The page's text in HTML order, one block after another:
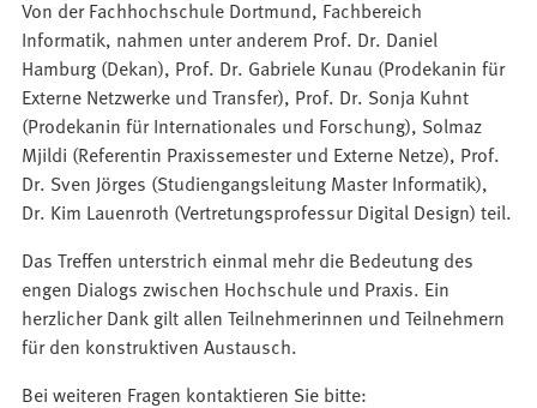
Von der Fachhochschule Dortmund, Fachbereich
Informatik, nahmen unter anderem Prof. Dr. Daniel
Hamburg (Dekan), Prof. Dr. Gabriele Kunau (Prodekanin für
Externe Netzwerke und Transfer), Prof. Dr. Sonja Kuhnt
(Prodekanin für Internationales und Forschung), Solmaz
Mjildi (Referentin Praxissemester und Externe Netze), Prof.
Dr. Sven Jörges (Studiengangsleitung Master Informatik),
Dr. Kim Lauenroth (Vertretungsprofessur Digital Design) teil.
Das Treffen unterstrich einmal mehr die Bedeutung des
engen Dialogs zwischen Hochschule und Praxis. Ein
herzlicher Dank gilt allen Teilnehmerinnen und Teilnehmern
für den konstruktiven Austausch.
Bei weiteren Fragen kontaktieren Sie bitte: